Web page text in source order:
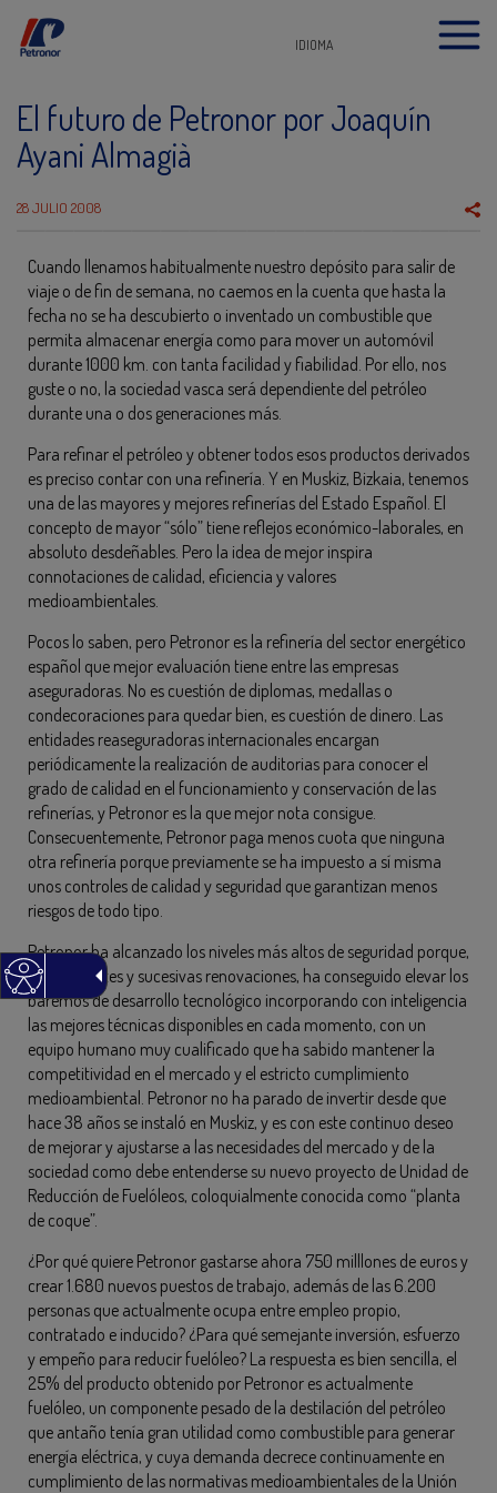
IDIOMA
El futuro de Petronor por Joaquín
Ayani Almagià
28 JULIO 2008
Cuando llenamos habitualmente nuestro depósito para salir de
viaje o de fin de semana, no caemos en la cuenta que hasta la
fecha no se ha descubierto o inventado un combustible que
permita almacenar energía como para mover un automóvil
durante 1000 km. con tanta facilidad y fiabilidad. Por ello, nos
guste o no, la sociedad vasca será dependiente del petróleo
durante una o dos generaciones más.
Para refinar el petróleo y obtener todos esos productos derivados
es preciso contar con una refinería. Y en Muskiz, Bizkaia, tenemos
una de las mayores y mejores refinerías del Estado Español. El
concepto de mayor “sólo” tiene reflejos económico-laborales, en
absoluto desdeñables. Pero la idea de mejor inspira
connotaciones de calidad, eficiencia y valores
medioambientales.
Pocos lo saben, pero Petronor es la refinería del sector energético
español que mejor evaluación tiene entre las empresas
aseguradoras. No es cuestión de diplomas, medallas o
condecoraciones para quedar bien, es cuestión de dinero. Las
entidades reaseguradoras internacionales encargan
periódicamente la realización de auditorias para conocer el
grado de calidad en el funcionamiento y conservación de las
refinerías, y Petronor es la que mejor nota consigue.
Consecuentemente, Petronor paga menos cuota que ninguna
otra refinería porque previamente se ha impuesto a sí misma
unos controles de calidad y seguridad que garantizan menos
riesgos de todo tipo.
Petronor ha alcanzado los niveles más altos de seguridad porque,
en constantes y sucesivas renovaciones, ha conseguido elevar los
baremos de desarrollo tecnológico incorporando con inteligencia
las mejores técnicas disponibles en cada momento, con un
equipo humano muy cualificado que ha sabido mantener la
competitividad en el mercado y el estricto cumplimiento
medioambiental. Petronor no ha parado de invertir desde que
hace 38 años se instaló en Muskiz, y es con este continuo deseo
de mejorar y ajustarse a las necesidades del mercado y de la
sociedad como debe entenderse su nuevo proyecto de Unidad de
Reducción de Fuelóleos, coloquialmente conocida como “planta
de coque”.
¿Por qué quiere Petronor gastarse ahora 750 milllones de euros y
crear 1.680 nuevos puestos de trabajo, además de las 6.200
personas que actualmente ocupa entre empleo propio,
contratado e inducido? ¿Para qué semejante inversión, esfuerzo
y empeño para reducir fuelóleo? La respuesta es bien sencilla, el
25% del producto obtenido por Petronor es actualmente
fuelóleo, un componente pesado de la destilación del petróleo
que antaño tenía gran utilidad como combustible para generar
energía eléctrica, y cuya demanda decrece continuamente en
cumplimiento de las normativas medioambientales de la Unión